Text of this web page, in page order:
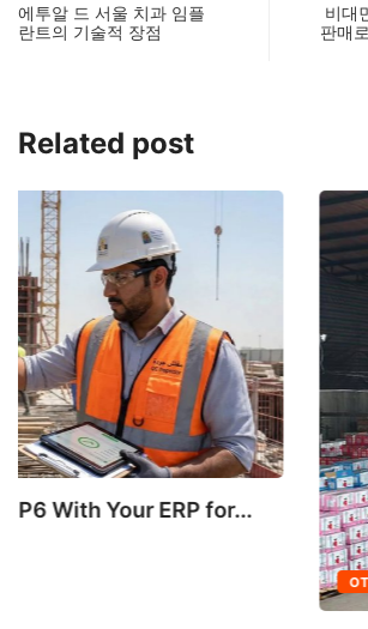
에투알 드 서울 치과 임플
란트의 기술적 장점
비대
판매
Related post